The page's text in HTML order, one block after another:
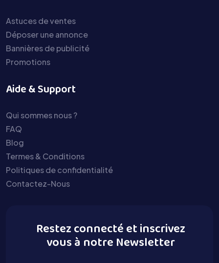
Astuces de ventes
Déposer une annonce
Bannières de publicité
Promotions
Aide & Support
Qui sommes nous ?
FAQ
Blog
Termes & Conditions
Politiques de confidentialité
Contactez-Nous
Restez connecté et inscrivez
vous à notre Newsletter